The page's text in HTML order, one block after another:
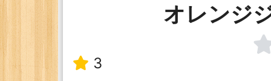
オレンジ
3